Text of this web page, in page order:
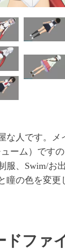
な人です。メ
ーム）です
服、Swim/お
瞳の色を変更
ドファ